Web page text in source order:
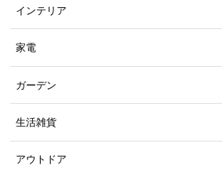
インテリア
家電
ガーデン
生活雑貨
アウトドア